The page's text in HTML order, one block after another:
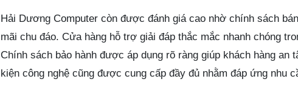
Hải Dương Computer còn được đánh giá cao nhờ chính sách
mãi chu đáo. Cửa hàng hỗ trợ giải đáp thắc mắc nhanh chóng
Chính sách bảo hành được áp dụng rõ ràng giúp khách hàng an
kiện công nghệ cũng được cung cấp đầy đủ nhằm đáp ứng nhu